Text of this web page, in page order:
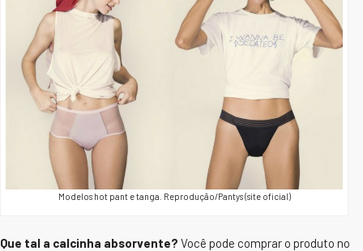
Modelos hot pant e tanga. Reprodução/Pantys (site oficial)
Que tal a calcinha absorvente? Você pode comprar o produto no